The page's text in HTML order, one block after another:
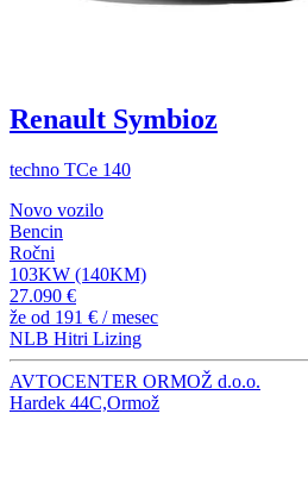
Renault Symbioz
techno TCe 140
Novo vozilo
Bencin
Ročni
103KW (140KM)
27.090 €
že od 191 € / mesec
NLB Hitri Lizing
AVTOCENTER ORMOŽ d.o.o.
Hardek 44C,Ormož